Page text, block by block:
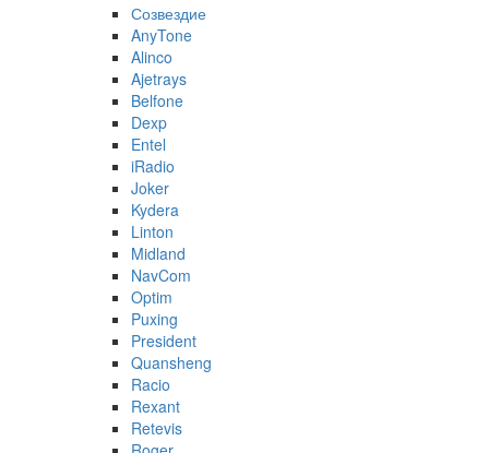
Созвездие
AnyTone
Alinco
Ajetrays
Belfone
Dexp
Entel
iRadio
Joker
Kydera
Linton
Midland
NavCom
Optim
Puxing
President
Quansheng
Racio
Rexant
Retevis